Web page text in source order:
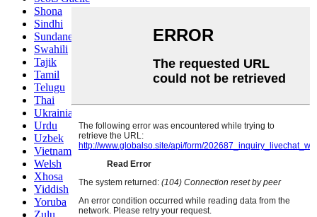
Shona
Sindhi
Sundanese
Swahili
Tajik
Tamil
Telugu
Thai
Ukrainian
Urdu
Uzbek
Vietnamese
Welsh
Xhosa
Yiddish
Yoruba
Zulu